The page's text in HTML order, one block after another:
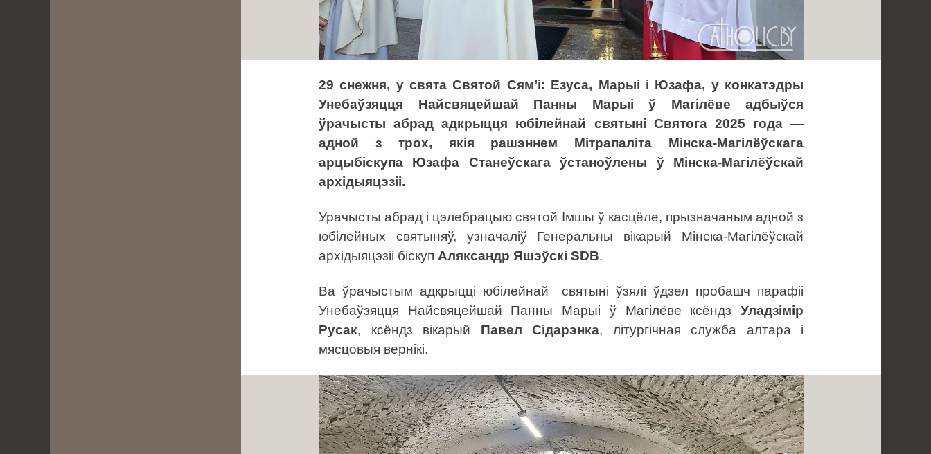
29 снежня, у свята Святой Сям’і: Езуса, Марыі і Юзафа, у конкатэдры
Унебаўзяцця Найсвяцейшай Панны Марыі ў Магілёве адбыўся
ўрачысты абрад адкрыцця юбілейнай святыні Святога 2025 года —
адной з трох, якія рашэннем Мітрапаліта Мінска-Магілёўскага
арцыбіскупа Юзафа Станеўскага ўстаноўлены ў Мінска-Магілёўскай
архідыяцэзіі.
Урачысты абрад і цэлебрацыю святой Імшы ў касцёле, прызначаным адной з
юбілейных святыняў, узначаліў Генеральны вікарый Мінска-Магілёўскай
архідыяцэзіі біскуп Аляксандр Яшэўскі SDB.
Ва ўрачыстым адкрыцці юбілейнай святыні ўзялі ўдзел пробашч парафіі
Унебаўзяцця Найсвяцейшай Панны Марыі ў Магілёве ксёндз Уладзімір
Русак, ксёндз вікарый Павел Сідарэнка, літургічная служба алтара і
мясцовыя вернікі.